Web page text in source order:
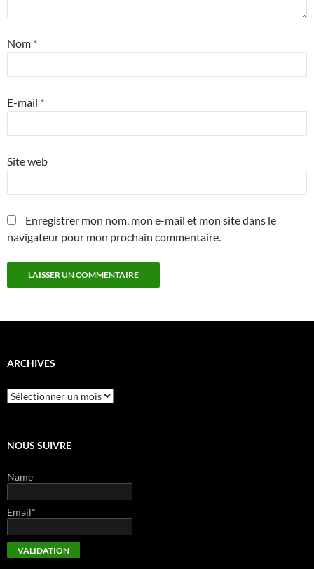
Nom *
E-mail *
Site web
Enregistrer mon nom, mon e-mail et mon site dans le
navigateur pour mon prochain commentaire.
ARCHIVES
Archives
NOUS SUIVRE
Name
Email*